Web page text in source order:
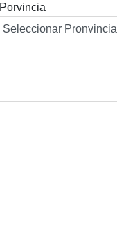
Porvincia